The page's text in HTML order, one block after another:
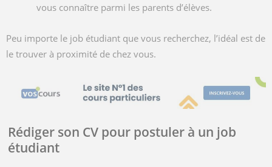
vous connaître parmi les parents d’élèves.
Peu importe le job étudiant que vous recherchez, l’idéal est de
le trouver à proximité de chez vous.
Rédiger son CV pour postuler à un job
étudiant